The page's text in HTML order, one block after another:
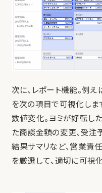
次に、レポート機能。例
を次の項目で可視化しま
数値変化。ヨミが好転し
た商談金額の変更、受注
結果サマリなど、営業責
を厳選して、適切に可視